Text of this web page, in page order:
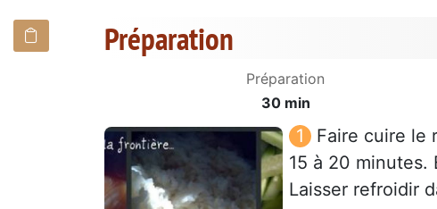
Préparation
Préparation
30 min
Faire cuire le
15 à 20
Laisser refroidir